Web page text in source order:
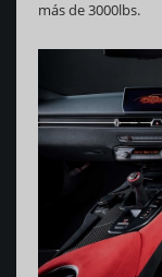
más de 3000lbs.